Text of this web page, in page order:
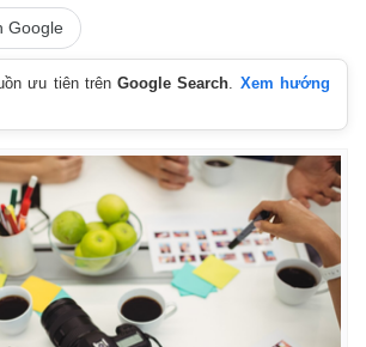
Thị trường
Giá vàng
Tiêu dùng
Tỷ giá
Chứng khoán
Google
ưu tiên trênGoogle Search
Xem hướng